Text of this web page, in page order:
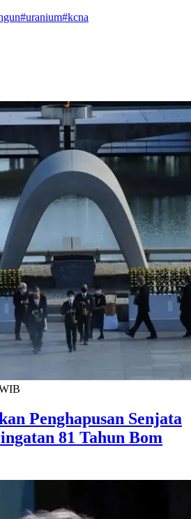
#uranium#kcna
Penghapusan Senjata
81 Tahun Bom